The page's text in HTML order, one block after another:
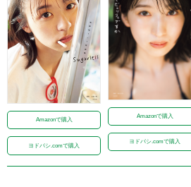
Amazonで購入
ヨドバシ.comで購入
Amazonで購入
ヨドバシ.comで購入